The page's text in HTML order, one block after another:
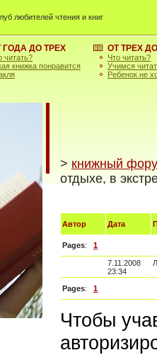
любителей чтения и книг
ГОДА ДО ТРЕХ
читать?
книжка понравится
ОТ ТРЕХ
Что читать?
Учимся
Ребенок не
> книжный
отдыхе, в
Автор Дата
Pages: 1
7.11.2008
23:34
Pages: 1
Чтобы